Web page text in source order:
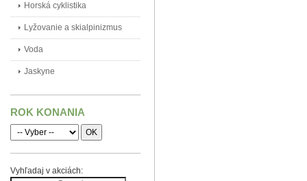
Horská cyklistika
Lyžovanie a skialpinizmus
Voda
Jaskyne
ROK KONANIA
Vyhľadaj v akciách: